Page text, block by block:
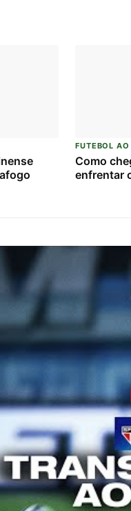
FUTEBOL
Como
enfrentar